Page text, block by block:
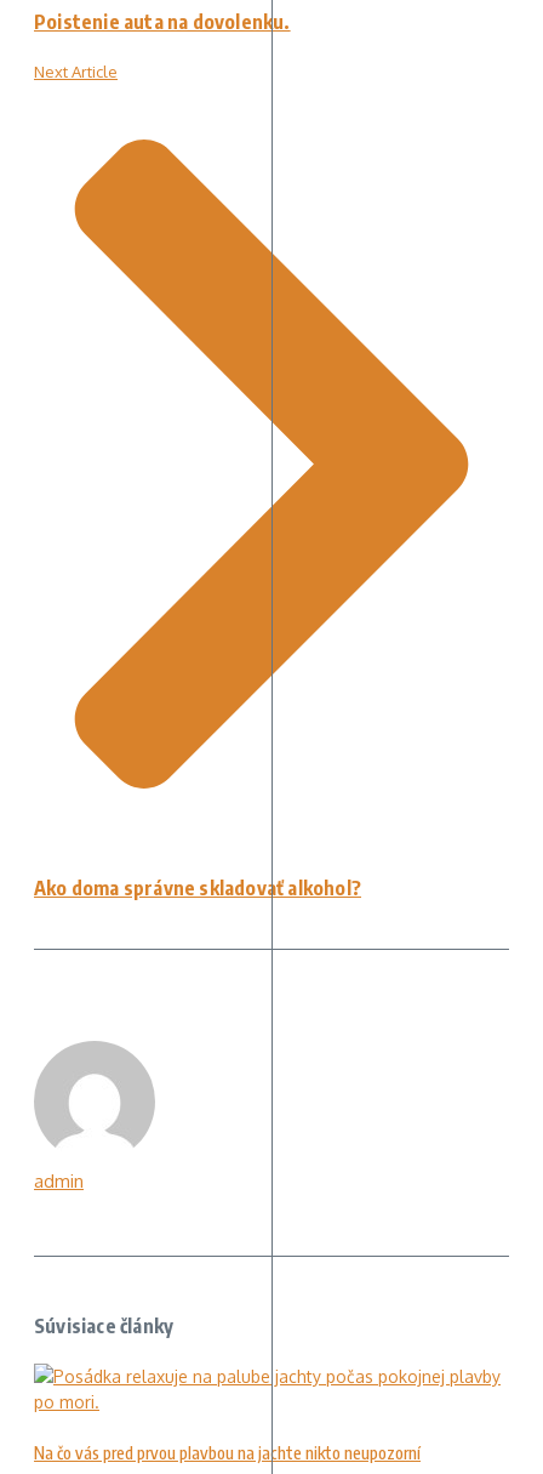
Poistenie auta na dovolenku.
Next Article
Ako doma správne skladovať alkohol?
admin
Súvisiace články
Na čo vás pred prvou plavbou na jachte nikto neupozorní